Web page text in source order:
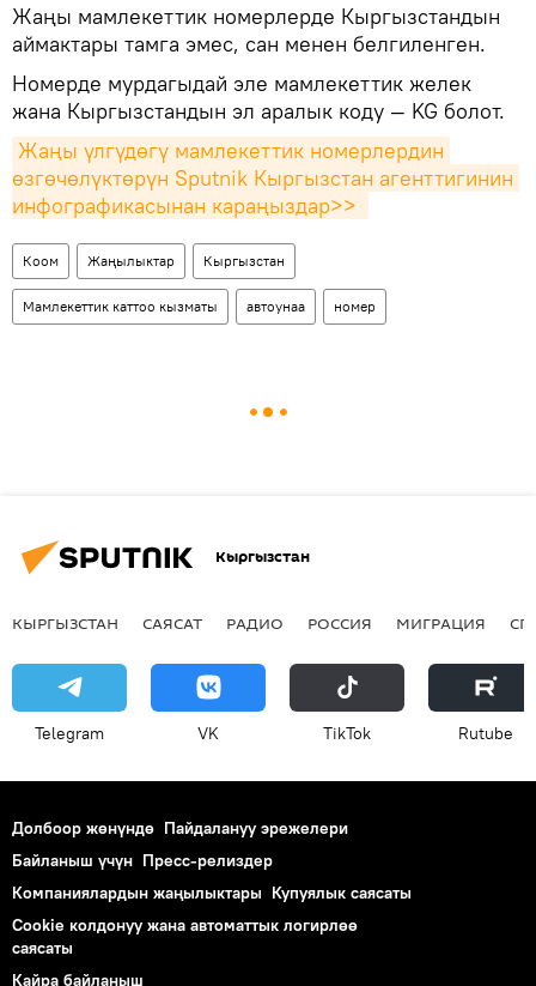
Жаңы мамлекеттик номерлерде Кыргызстандын
аймактары тамга эмес, сан менен белгиленген.
Номерде мурдагыдай эле мамлекеттик желек
жана Кыргызстандын эл аралык коду — KG болот.
Жаңы үлгүдөгү мамлекеттик номерлердин
өзгөчөлүктөрүн Sputnik Кыргызстан агенттигинин
инфографикасынан караңыздар>>
Коом Жаңылыктар Кыргызстан
Мамлекеттик каттоо кызматы автоунаа номер
Кыргызстан
КЫРГЫЗСТАН САЯСАТ РАДИО РОССИЯ МИГРАЦИЯ
Telegram VK ТikТоk Rutube
Долбоор жөнүндө Пайдалануу эрежелери
Байланыш үчүн Пресс-релиздер
Компаниялардын жаңылыктары Купуялык саясаты
Cookie колдонуу жана автоматтык логирлөө
саясаты
Кайра байланыш